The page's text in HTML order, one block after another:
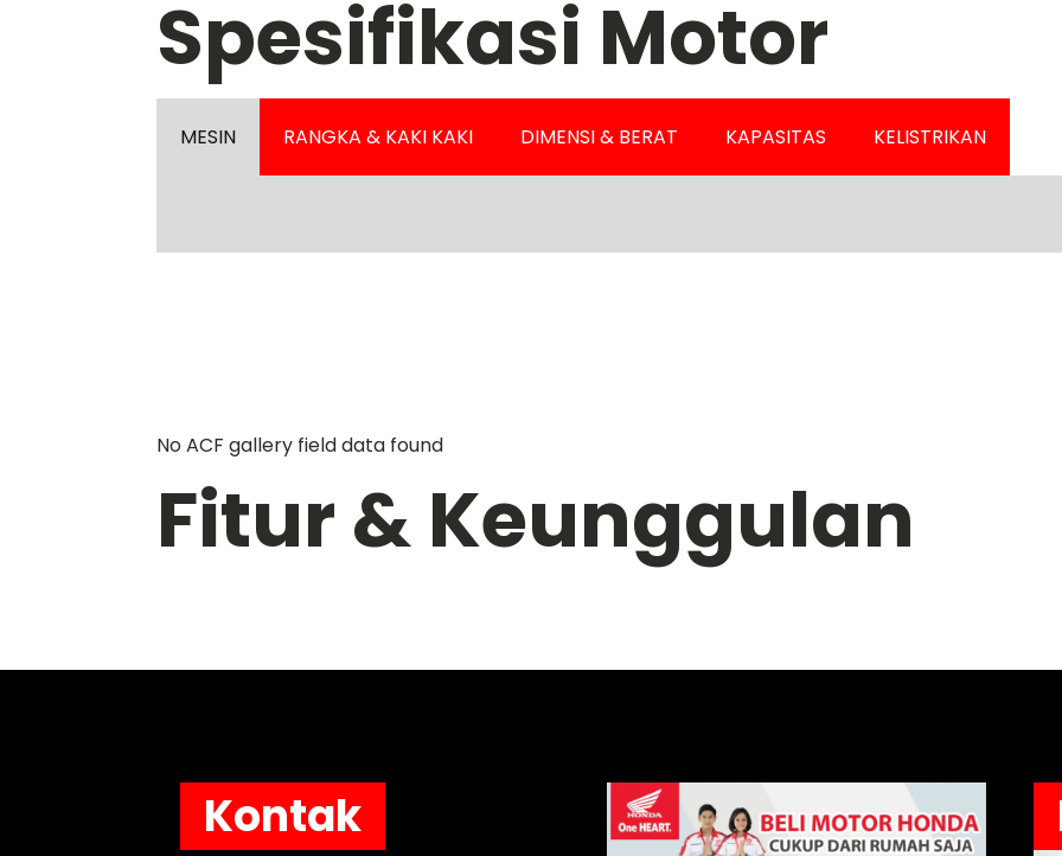
Spesifikasi Motor
MESIN RANGKA & KAKI KAKI DIMENSI & BERAT KAPASITAS KELISTRIKAN
No ACF gallery field data found
Fitur & Keunggulan
Kontak